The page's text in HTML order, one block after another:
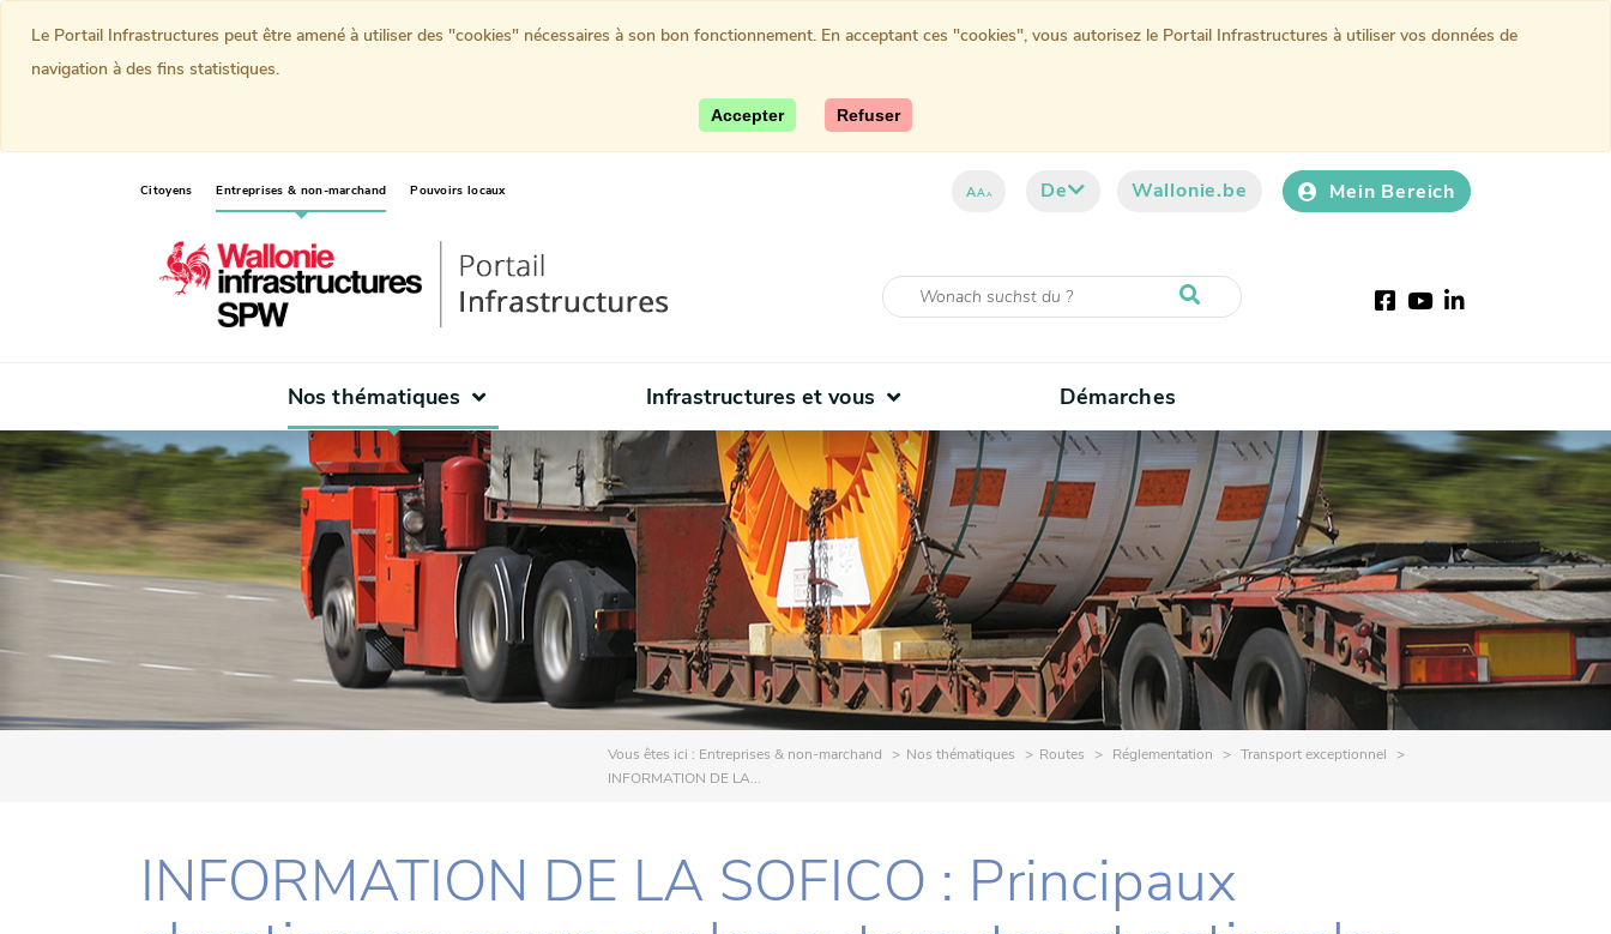
Citoyens Entreprises & non-marchand(current)Pouvoirs locaux AAA De Wallonie.be Mein Bereich
Facebook
YoutubeLinkedIn
Nos thématiques Infrastructures et vous Démarches
Vous êtes ici : Entreprises & non-marchand Nos thématiques Routes Réglementation
Transport exceptionnel
INFORMATION DE LA...
INFORMATION DE LA SOFICO : Principaux
Le Portail Infrastructures peut être amené à utiliser des "cookies" nécessaires à son bon fonctionnement. En acceptant ces "cookies", vous autorisez le Portail Infrastructures à utiliser vos données de
navigation à des fins statistiques.
Accepter Refuser